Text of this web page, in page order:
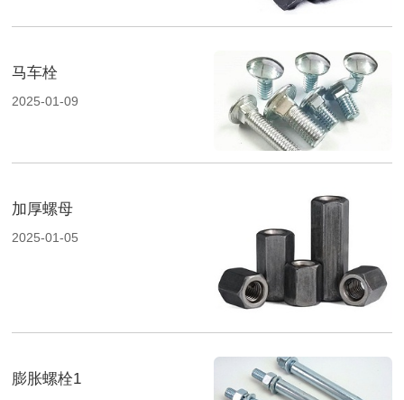
马车栓
2025-01-09
加厚螺母
2025-01-05
膨胀螺栓1